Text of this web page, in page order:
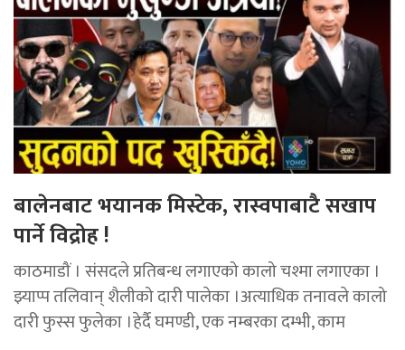
बालेनबाट भयानक मिस्टेक, रास्वपाबाटै सखाप
पार्ने विद्रोह !
काठमाडौं । संसदले प्रतिबन्ध लगाएको कालो चश्मा लगाएका ।
झ्याप्प तलिवान् शैलीको दारी पालेका ।अत्याधिक तनावले कालो
दारी फुस्स फुलेका ।हेर्दै घमण्डी, एक नम्बरका दम्भी, काम